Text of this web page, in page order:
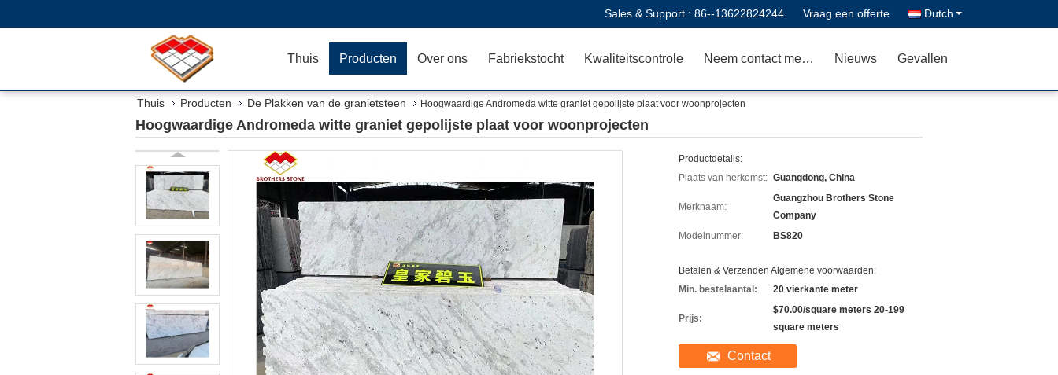
Sales & Support : 86--13622824244 Vraag een offerte Dutch
Thuis Producten Over ons Fabriekstocht Kwaliteitscontrole Neem contact met ons op Nieuws Gevallen
Thuis Producten De Plakken van de granietsteen Hoogwaardige Andromeda witte graniet gepolijste plaat voor woonprojecten
Hoogwaardige Andromeda witte graniet gepolijste plaat voor woonprojecten
Productdetails:
Plaats van herkomst: Guangdong, China
Merknaam:
Guangzhou Brothers Stone
Company
Modelnummer:
BS820
Betalen & Verzenden Algemene voorwaarden:
Min. bestelaantal:
20 vierkante meter
Prijs:
$70.00/square meters 20-199
square meters
Contact